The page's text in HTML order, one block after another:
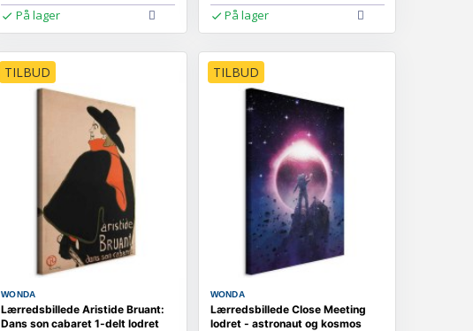
På lager På lager
TILBUD
WONDA
Lærredsbillede Aristide Bruant:
Dans son cabaret 1-delt lodret
TILBUD
WONDA
Lærredsbillede Close Meeting
lodret - astronaut og kosmos